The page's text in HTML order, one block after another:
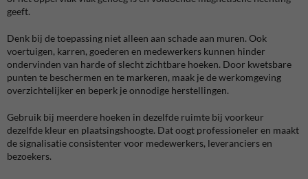
geeft.
Denk bij de toepassing niet alleen aan schade aan muren. Ook
voertuigen, karren, goederen en medewerkers kunnen hinder
ondervinden van harde of slecht zichtbare hoeken. Door kwetsbare
punten te beschermen en te markeren, maak je de werkomgeving
overzichtelijker en beperk je onnodige herstellingen.
Gebruik bij meerdere hoeken in dezelfde ruimte bij voorkeur
dezelfde kleur en plaatsingshoogte. Dat oogt professioneler en maakt
de signalisatie consistenter voor medewerkers, leveranciers en
bezoekers.